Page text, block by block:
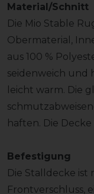
Material/Schnitt
Die Mio Stable
Obermaterial,
aus 100 %
seidenweich und
leicht warm. Die
haften. Die
Befestigung
Die Stalldecke ist
Frontverschluss,